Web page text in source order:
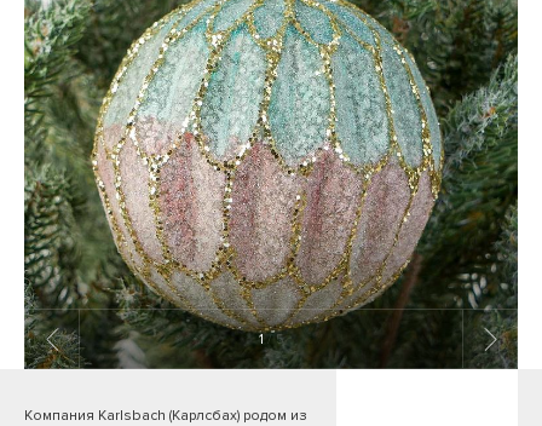
1/ 5
Компания Karlsbach (Карлсбах) родом из